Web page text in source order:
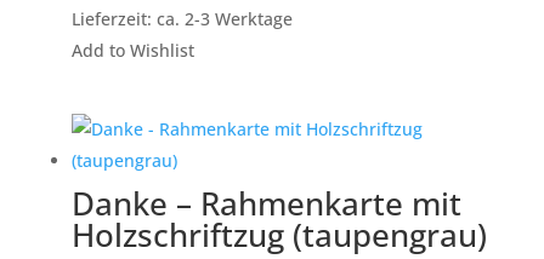
Lieferzeit: ca. 2-3 Werktage
Add to Wishlist
Danke – Rahmenkarte mit
Holzschriftzug (taupengrau)